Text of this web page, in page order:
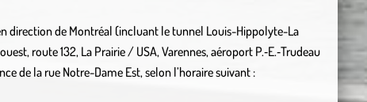
direction de Montréal (incluant le tunnel Louis-Hippolyte-La
route 132, La Prairie / USA, Varennes, aéroport P.‑E.‑Trudeau
de la rue Notre-Dame Est, selon l’horaire suivant :